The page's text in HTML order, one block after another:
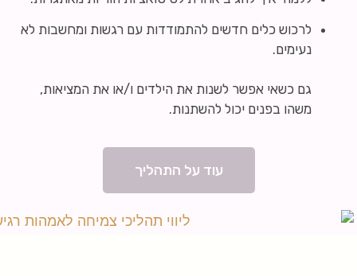
לרכוש כלים חדשים להתמודדות עם רגשות ומחשבות לא
נעימים.
גם כשאי אפשר לשנות את הילדים ו/או את המציאות,
משהו בפנים יכול להשתנות.
עוד על התהליך